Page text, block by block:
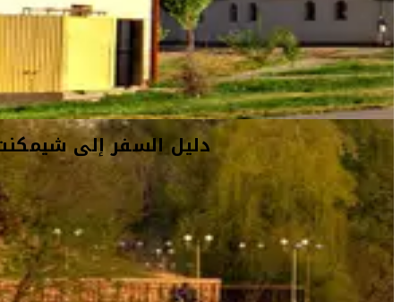
دليل السفر إلى شيمكنت
أفكار السفر
معلومات السفر
المعلومات الخاصة بالمطار